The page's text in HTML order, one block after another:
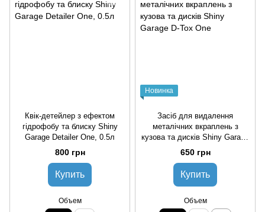
Квік-детейлер з ефектом
гідрофобу та блиску Shiny
Garage Detailer One, 0.5л
800 грн
Купить
Объем
Новинка
Засіб для видалення
металічних вкраплень з
кузова та дисків Shiny Garage
D-Tox One
650 грн
Купить
Объем